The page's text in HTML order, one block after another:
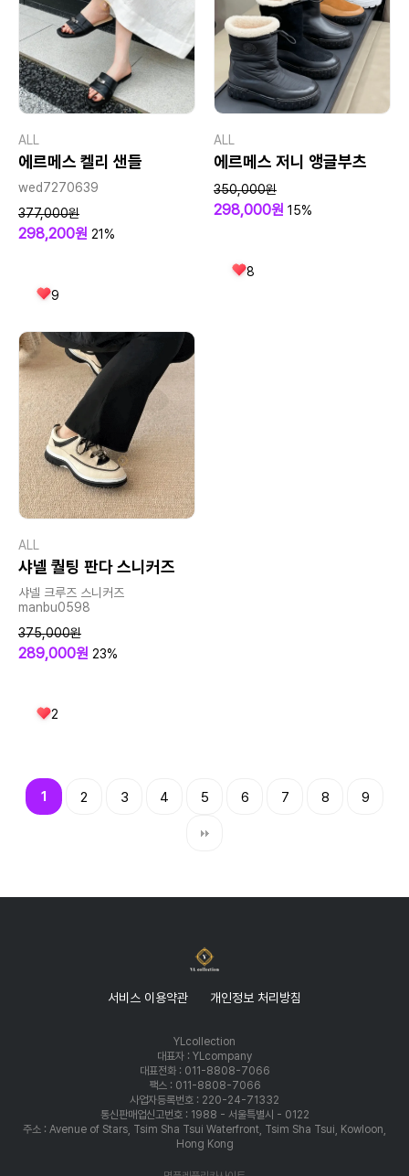
ALL
에르메스 켈리 샌들
wed7270639
377,000원
298,200원 21%
9
ALL
에르메스 저니 앵글부츠
350,000원
298,000원 15%
8
ALL
샤넬 퀄팅 판다 스니커즈
샤넬 크루즈 스니커즈
manbu0598
375,000원
289,000원 23%
2
1 2 3 4 5 6 7 8 9
서비스 이용약관 개인정보 처리방침
YLcollection
대표자 : YLcompany
대표전화 : 011-8808-7066
팩스 : 011-8808-7066
사업자등록번호 : 220-24-71332
통신판매업신고번호 : 1988 - 서울특별시 - 0122
주소 : Avenue of Stars, Tsim Sha Tsui Waterfront, Tsim Sha Tsui, Kowloon,
Hong Kong